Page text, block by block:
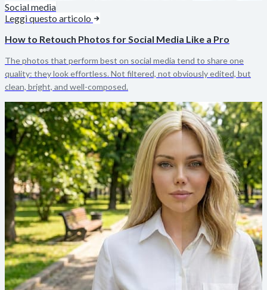
Social media
Leggi questo articolo
How to Retouch Photos for Social Media Like a Pro
The photos that perform best on social media tend to share one
quality: they look effortless. Not filtered, not obviously edited, but
clean, bright, and well-composed.